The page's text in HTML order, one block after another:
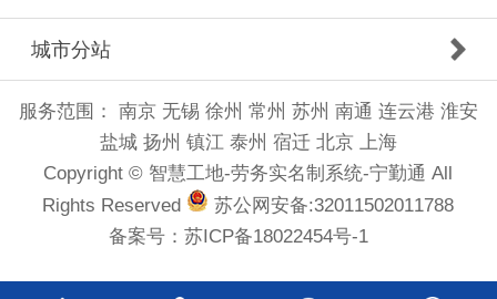
城市分站
服务范围： 南京 无锡 徐州 常州 苏州 南通 连云港 淮安
盐城 扬州 镇江 泰州 宿迁 北京
上海
Copyright © 智慧工地-劳务实名制系统-宁勤通 All
Rights Reserved
苏公网安备:32011502011788
备案号：苏ICP备18022454号-1